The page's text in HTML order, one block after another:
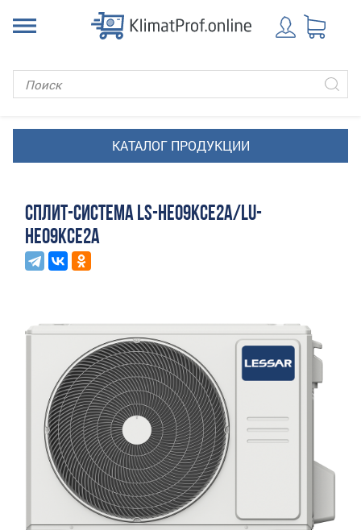
СПЛИТ-СИСТЕМА LS-HE09KCE2A/LU-
HE09KCE2A